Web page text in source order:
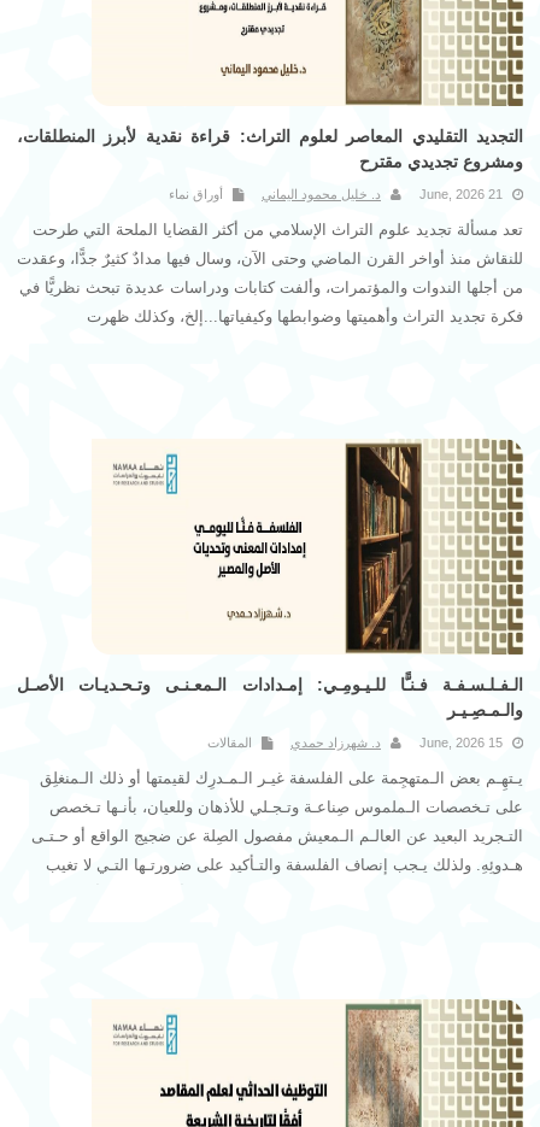
التجديد التقليدي المعاصر لعلوم التراث: قراءة نقدية لأبرز المنطلقات،
ومشروع تجديدي مقترح
21 June, 2026 د. خليل محمود اليماني أوراق نماء
تعد مسألة تجديد علوم التراث الإسلامي من أكثر القضايا الملحة التي طرحت
للنقاش منذ أواخر القرن الماضي وحتى الآن، وسال فيها مدادٌ كثيرٌ جدًّا، وعقدت
من أجلها الندوات والمؤتمرات، وألفت كتابات ودراسات عديدة تبحث نظريًّا في
فكرة تجديد التراث وأهميتها وضوابطها وكيفياتها...إلخ، وكذلك ظهرت
الـفـلـسـفـة فـنـًّا للـيـومِـي: إمـدادات الـمعـنـى وتـحـديـات الأصـل
والـمـصِـيـر
15 June, 2026 د. شهرزاد حمدي المقالات
يـتهِـم بعض الـمتهجِمة على الفلسفة غيـر الـمـدرِك لقيمتها أو ذلك الـمنغلِق
على تـخصصات الـملموس صِناعـة وتـجـلي للأذهان وللعيان، بأنـها تـخصص
التـجريد البعيد عن العالـم الـمعيش مفصول الصِلة عن ضجيج الواقع أو حـتـى
هـدوئِهِ. ولذلك يـجب إنصاف الفلسفة والتـأكيد على ضرورتـها التـي لا تغيب
الـمعاصـر لـها.